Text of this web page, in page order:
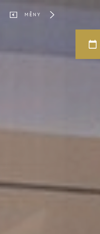
MĚNY